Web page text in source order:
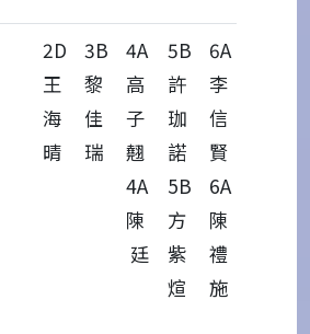
2D
王
海
晴
3B
黎
佳
瑞
4A
高
子
翹
4A
陳
廷
5B
許
珈
諾
5B
方
紫
煊
6A
李
信
賢
6A
陳
禮
施